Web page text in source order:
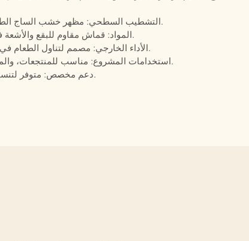
التشطيب السطحي: مظهر خشب الساج الطبيعي مناسب لأماكن تناول الطعام في مطاعم المنتجعات.
المواد: قماش مقاوم للبقع والأشعة فوق البنفسجية والماء، بالإضافة إلى رغوة سريعة الجفاف.
الأداء الخارجي: مصمم لتناول الطعام في الشرفات، وساحات المطاعم، ومناطق الضيافة الخارجية.
استخدامات المشروع: مناسب للمنتجعات، والمطاعم، والفنادق، والنوادي الخاصة، ومشاريع أثاث الطعام.
دعم مخصص: متوفر لتنسيق المقاسات والوسائد والمواد حسب متطلبات المشروع.